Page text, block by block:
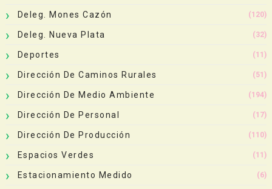
Deleg. Mones Cazón (120)
Deleg. Nueva Plata (32)
Deportes (11)
Dirección De Caminos Rurales (51)
Dirección De Medio Ambiente (194)
Dirección De Personal (17)
Dirección De Producción (110)
Espacios Verdes (11)
Estacionamiento Medido (6)